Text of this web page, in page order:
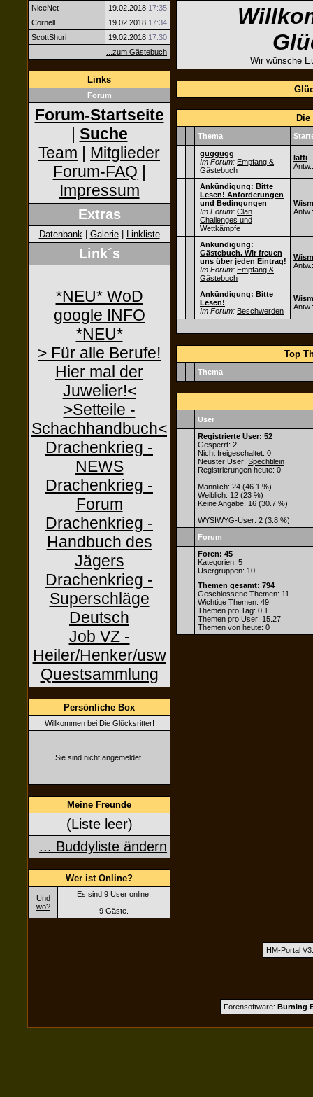
NiceNet 19.02.2018 17:35
Cornell
19.02.2018 17:34
ScottShuri
19.02.2018 17:30
...zum Gästebuch
Links
Forum
Forum-Startseite
| Suche
Team | Mitglieder
Forum-FAQ |
Impressum
Extras
Datenbank| Galerie| Linkliste
Link´s
*NEU* WoD
google INFO
*NEU*
> Für alle Berufe!
Hier mal der
Juwelier!<
>Setteile -
Schachhandbuch<
Drachenkrieg -
NEWS
Drachenkrieg -
Forum
Drachenkrieg -
Handbuch des
Jägers
Drachenkrieg -
Superschläge
Deutsch
Job VZ -
Heiler/Henker/usw
Questsammlung
Persönliche Box
Willkommen bei Die Glücksritter!
Sie sind nicht angemeldet.
Meine Freunde
(Liste leer)
... Buddyliste ändern
Wer ist Online?
Und
wo?
Es sind 9 User online.
9 Gäste.
Wir wünsche
Thema
guggugg
Im Forum: Empfang &
Gästebuch
laffi
Ankündigung: Bitte
Lesen! Anforderungen
und Bedingungen
Im Forum: Clan
Challenges und
Wettkämpfe
Ankündigung:
Gästebuch. Wir freuen
uns über jeden Eintrag!
Im Forum: Empfang &
Gästebuch
Ankündigung: Bitte
Lesen!
Im Forum: Beschwerden
Top
Thema
User
Registrierte User: 52
Gesperrt: 2
Nicht freigeschaltet: 0
Neuster User: Spechtilein
Registrierungen heute: 0
Männlich: 24 (46.1 %)
Weiblich: 12 (23 %)
Keine Angabe: 16 (30.7 %)
WYSIWYG-User: 2 (3.8 %)
Forum
Foren: 45
Kategorien: 5
Usergruppen: 10
Themen gesamt: 794
Geschlossene Themen: 11
Wichtige Themen: 49
Themen pro Tag: 0.1
Themen pro User: 15.27
Themen von heute: 0
HM-Portal
Forensoftware: Burning